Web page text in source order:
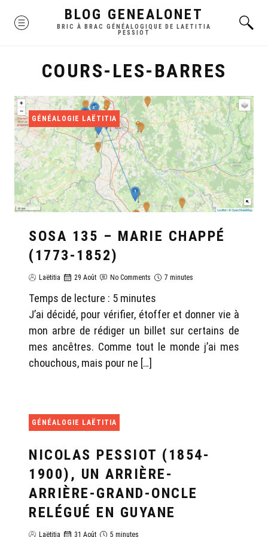
MENU BLOG GENEALONET
BRIC À BRAC GÉNÉALOGIQUE DE LAETITIA
PESSIOT
COURS-LES-BARRES
GÉNÉALOGIE LAËTITIA
SOSA 135 – MARIE CHAPPÉ
(1773-1852)
Laëtitia 29 Août No Comments 7 minutes
Temps de lecture : 5 minutes
J’ai décidé, pour vérifier, étoffer et donner vie à
mon arbre de rédiger un billet sur certains de
mes ancêtres. Comme tout le monde j’ai mes
chouchous, mais pour ne […]
GÉNÉALOGIE LAËTITIA
NICOLAS PESSIOT (1854-
1900), UN ARRIÈRE-
ARRIÈRE-GRAND-ONCLE
RELÉGUÉ EN GUYANE
Laëtitia 31 Août 5 minutes